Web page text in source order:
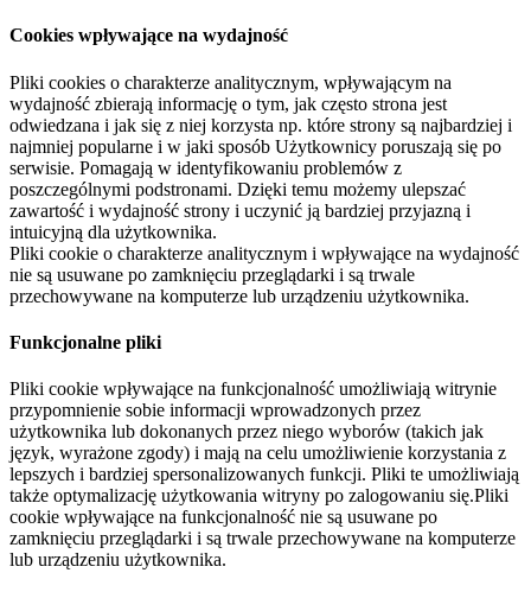
Cookies wpływające na wydajność
Pliki cookies o charakterze analitycznym, wpływającym na
wydajność zbierają informację o tym, jak często strona jest
odwiedzana i jak się z niej korzysta np. które strony są najbardziej i
najmniej popularne i w jaki sposób Użytkownicy poruszają się po
serwisie. Pomagają w identyfikowaniu problemów z
poszczególnymi podstronami. Dzięki temu możemy ulepszać
zawartość i wydajność strony i uczynić ją bardziej przyjazną i
intuicyjną dla użytkownika.
Pliki cookie o charakterze analitycznym i wpływające na wydajność
nie są usuwane po zamknięciu przeglądarki i są trwale
przechowywane na komputerze lub urządzeniu użytkownika.
Funkcjonalne pliki
Pliki cookie wpływające na funkcjonalność umożliwiają witrynie
przypomnienie sobie informacji wprowadzonych przez
użytkownika lub dokonanych przez niego wyborów (takich jak
język, wyrażone zgody) i mają na celu umożliwienie korzystania z
lepszych i bardziej spersonalizowanych funkcji. Pliki te umożliwiają
także optymalizację użytkowania witryny po zalogowaniu się.Pliki
cookie wpływające na funkcjonalność nie są usuwane po
zamknięciu przeglądarki i są trwale przechowywane na komputerze
lub urządzeniu użytkownika.